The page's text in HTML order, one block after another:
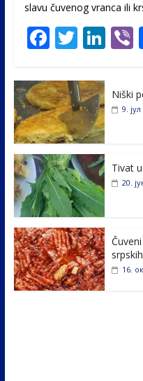
slavu čuvenog vranca ili
F
e
b
o
o
k
T
itt
er
Li
e
Niški
9.
Tivat
20.
16.